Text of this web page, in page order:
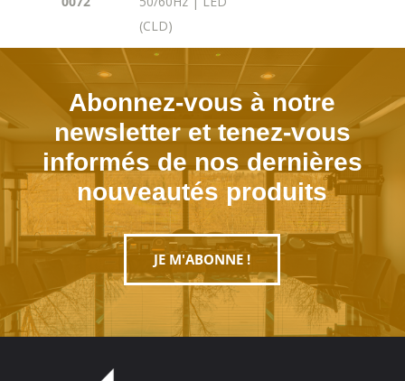
(CLD)
Abonnez-vous à notre
newsletter et tenez-vous
informés de nos dernières
nouveautés produits
JE M'ABONNE !